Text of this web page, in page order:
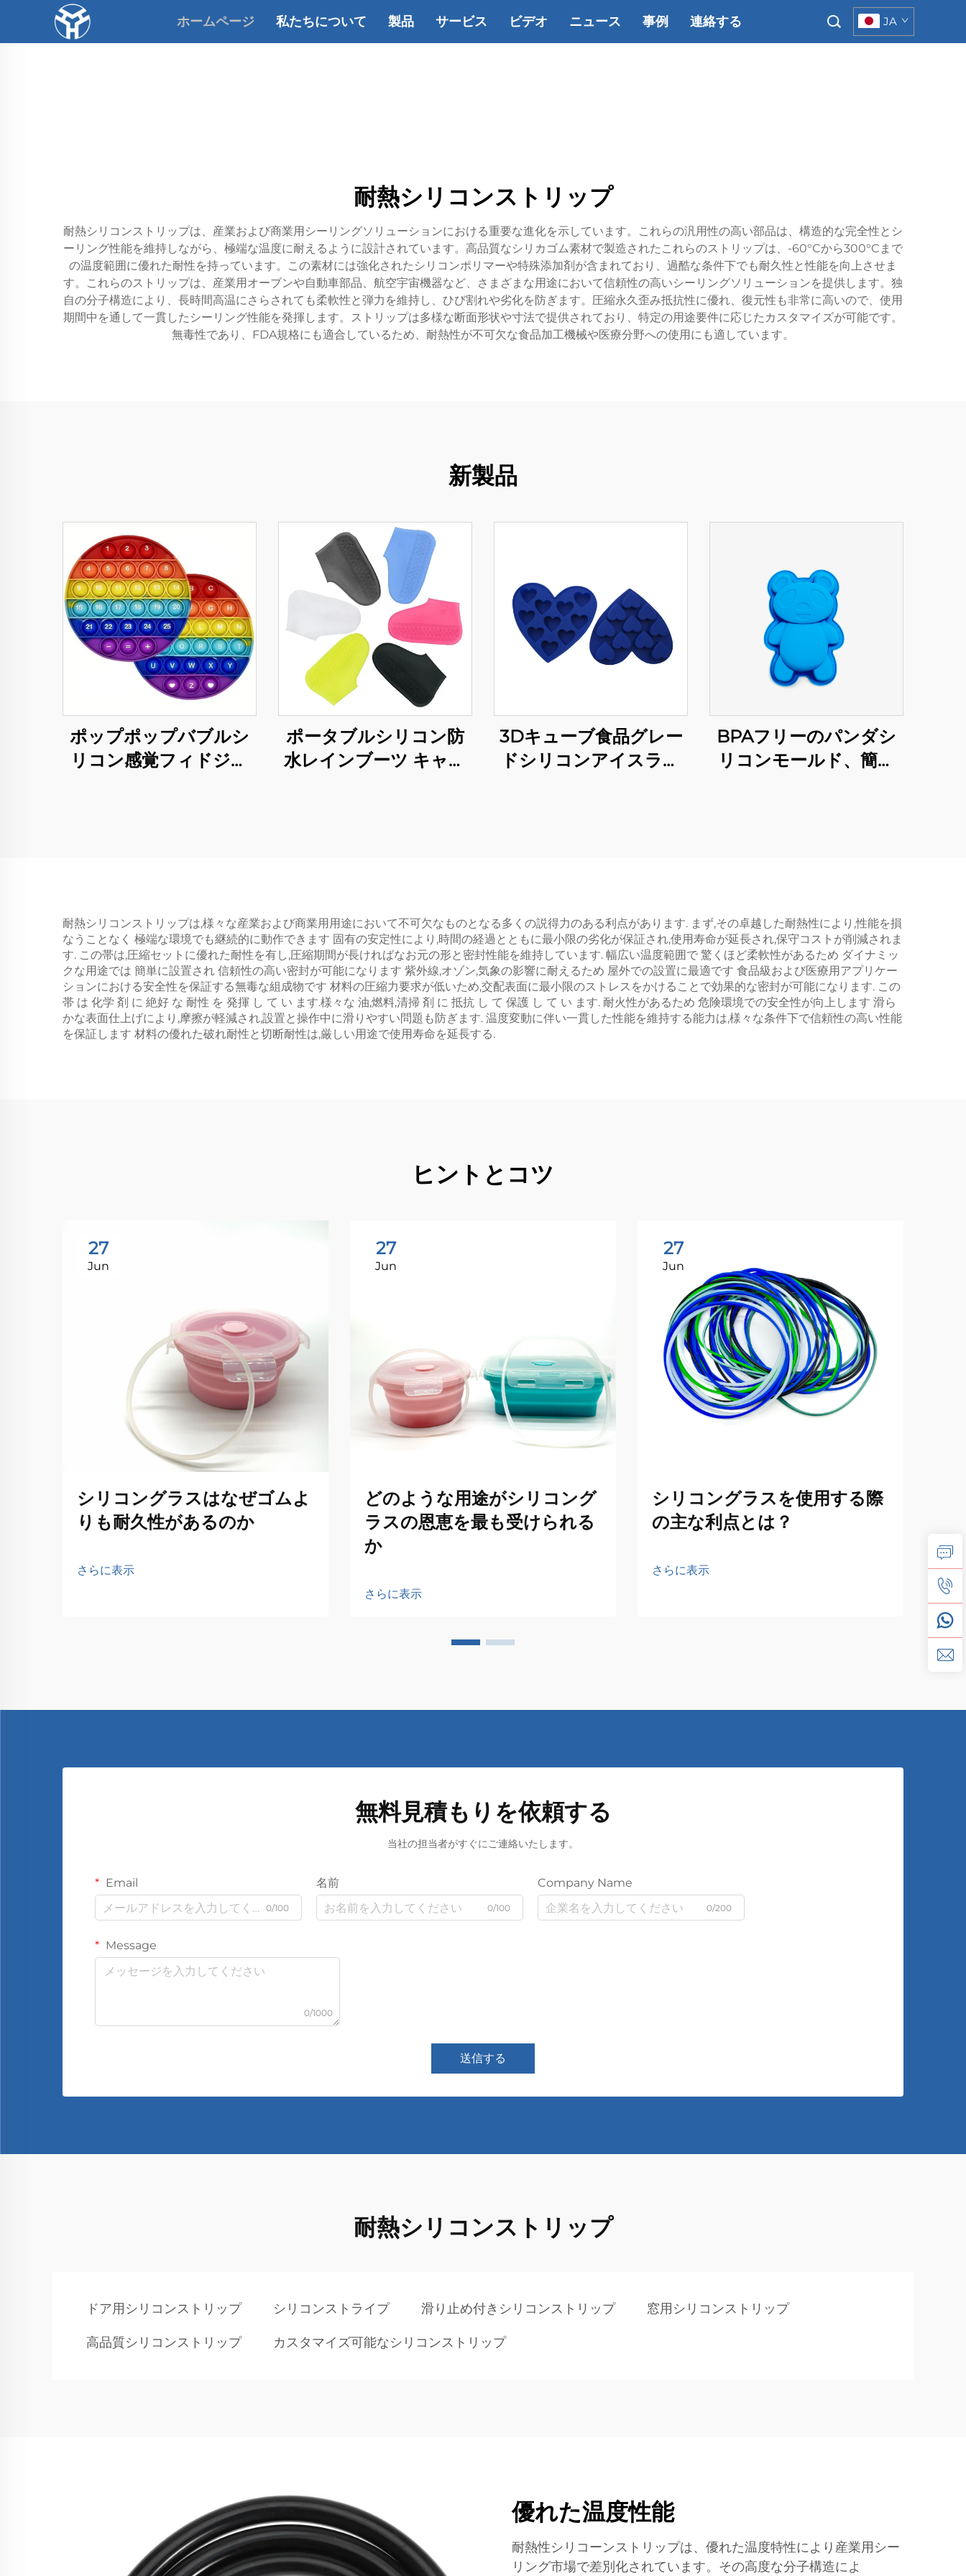
ホームページ 私たちについて 製品 サービス ビデオ ニュース 事例 連絡する JA
耐熱シリコンストリップ
耐熱シリコンストリップは、産業および商業用シーリングソリューションにおける重要な進化を示しています。これらの汎用性の高い部品は、構造的な完全性とシ
ーリング性能を維持しながら、極端な温度に耐えるように設計されています。高品質なシリカゴム素材で製造されたこれらのストリップは、-60°Cから300°Cまで
の温度範囲に優れた耐性を持っています。この素材には強化されたシリコンポリマーや特殊添加剤が含まれており、過酷な条件下でも耐久性と性能を向上させま
す。これらのストリップは、産業用オーブンや自動車部品、航空宇宙機器など、さまざまな用途において信頼性の高いシーリングソリューションを提供します。独
自の分子構造により、長時間高温にさらされても柔軟性と弾力を維持し、ひび割れや劣化を防ぎます。圧縮永久歪み抵抗性に優れ、復元性も非常に高いので、使用
期間中を通して一貫したシーリング性能を発揮します。ストリップは多様な断面形状や寸法で提供されており、特定の用途要件に応じたカスタマイズが可能です。
無毒性であり、FDA規格にも適合しているため、耐熱性が不可欠な食品加工機械や医療分野への使用にも適しています。
新製品
ポップポップバブルシ
リコン感覚フィドジェ
ポータブルシリコン防
水レインブーツ キャン
3Dキューブ食品グレー
ドシリコンアイスラテ
BPAフリーのパンダシ
リコンモールド、簡単
耐熱シリコンストリップは,様々な産業および商業用用途において不可欠なものとなる多くの説得力のある利点があります. まず,その卓越した耐熱性により,性能を損
なうことなく 極端な環境でも継続的に動作できます 固有の安定性により,時間の経過とともに最小限の劣化が保証され,使用寿命が延長され,保守コストが削減されま
す. この帯は,圧縮セットに優れた耐性を有し,圧縮期間が長ければなお元の形と密封性能を維持しています. 幅広い温度範囲で 驚くほど柔軟性があるため ダイナミッ
クな用途では 簡単に設置され 信頼性の高い密封が可能になります 紫外線,オゾン,気象の影響に耐えるため 屋外での設置に最適です 食品級および医療用アプリケー
ションにおける安全性を保証する無毒な組成物です 材料の圧縮力要求が低いため,交配表面に最小限のストレスをかけることで効果的な密封が可能になります. この
帯 は 化学 剤 に 絶好 な 耐性 を 発揮 し て い ます.様々な 油,燃料,清掃 剤 に 抵抗 し て 保護 し て い ます. 耐火性があるため 危険環境での安全性が向上します 滑ら
かな表面仕上げにより,摩擦が軽減され,設置と操作中に滑りやすい問題も防ぎます. 温度変動に伴い一貫した性能を維持する能力は,様々な条件下で信頼性の高い性能
を保証します 材料の優れた破れ耐性と切断耐性は,厳しい用途で使用寿命を延長する.
ヒントとコツ
27
Jun
シリコングラスはなぜゴムよ
りも耐久性があるのか
さらに表示
27
Jun
どのような用途がシリコング
ラスの恩恵を最も受けられる
か
さらに表示
27
Jun
シリコングラスを使用する際
の主な利点とは？
さらに表示 さら
無料見積もりを依頼する
当社の担当者がすぐにご連絡いたします。
Email
0/100
名前
0/100
Company Name
0/200
Message
0/1000
送信する
耐熱シリコンストリップ
ドア用シリコンストリップ シリコンストライプ 滑り止め付きシリコンストリップ 窓用シリコンストリップ
高品質シリコンストリップ カスタマイズ可能なシリコンストリップ
優れた温度性能
耐熱性シリコーンストリップは、優れた温度特性により産業用シー
リング市場で差別化されています。その高度な分子構造によ